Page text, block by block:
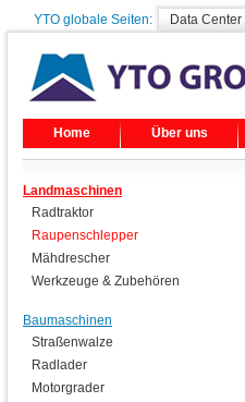
YTO globale Seiten: Data Center
Home Über uns
Landmaschinen
Radtraktor
Raupenschlepper
Mähdrescher
Werkzeuge & Zubehören
Baumaschinen
Straßenwalze
Radlader
Motorgrader